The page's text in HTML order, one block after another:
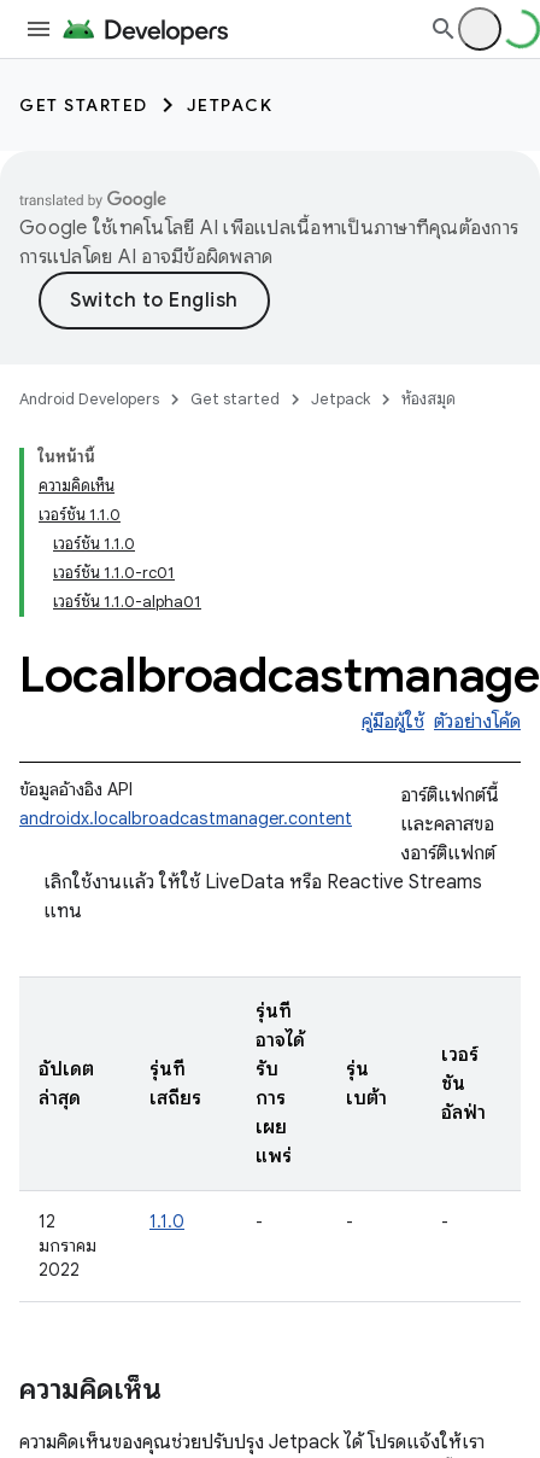
GET STARTED JETPACK
Google ใช้เทคโนโลยี AI เพื่อแปลเนื้อหาเป็นภาษาที่คุณต้องการ
การแปลโดย AI อาจมีข้อผิดพลาด
Android Developers Get started Jetpack ห้องสมุด
ในหน้านี้
ความคิดเห็น
เวอร์ชัน 1.1.0
เวอร์ชัน 1.1.0
เวอร์ชัน 1.1.0-rc01
เวอร์ชัน 1.1.0-alpha01
คู่มือผู้ใช้ ตัวอย่างโค้ด
ข้อมูลอ้างอิง API
androidx.localbroadcastmanager.content
อาร์ติแฟกต์นี้
และคลาสขอ
งอาร์ติแฟกต์
เลิกใช้งานแล้ว ให้ใช้ LiveData หรือ Reactive Streams
แทน
อัปเดต
ล่าสุด
รุ่นที่
เสถียร
รุ่นที่
อาจได้
รับ
การ
เผย
แพร่
รุ่น
เบต้า
เวอร์
ชัน
อัลฟ่า
12
มกราคม
2022
1.1.0 - - -
ความคิดเห็น
ความคิดเห็นของคุณช่วยปรับปรุง Jetpack ได้ โปรดแจ้งให้เรา